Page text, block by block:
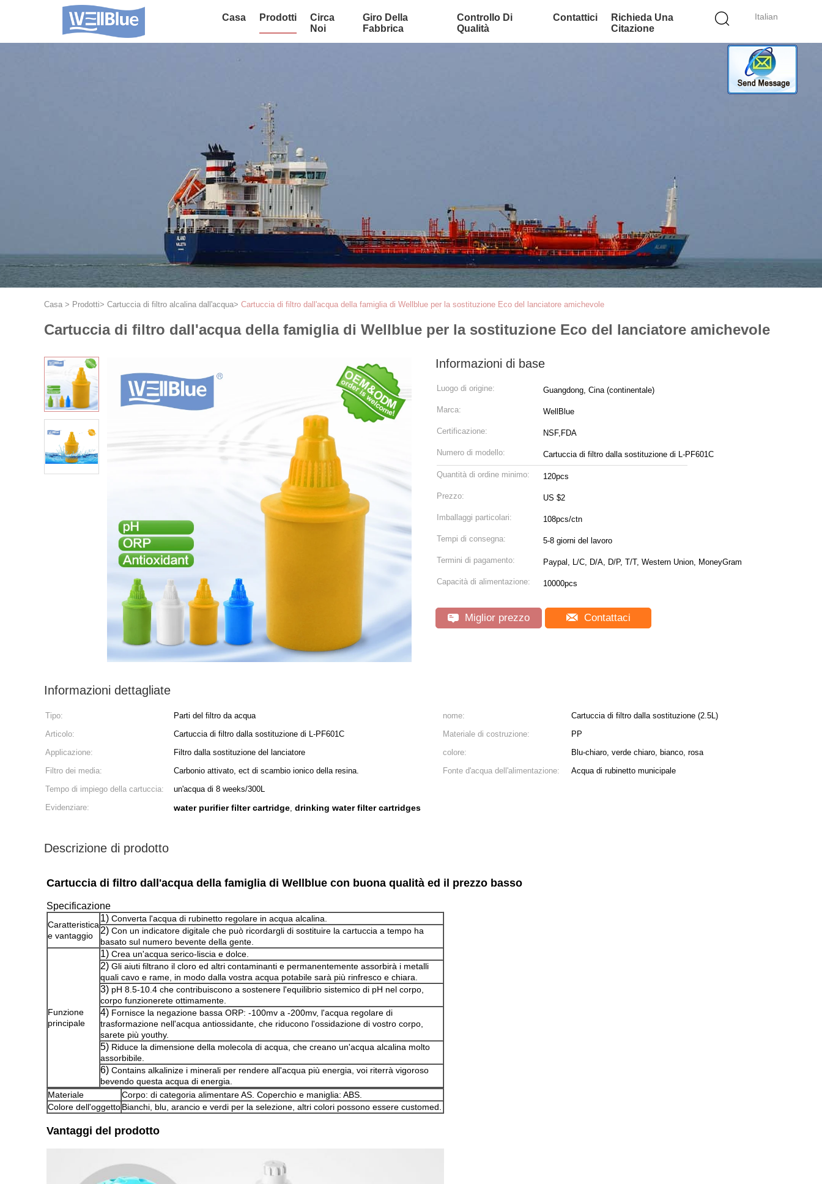
Italian
Casa Prodotti
Circa
Noi
Giro Della
Fabbrica
Controllo Di
Qualità
Contattici
Richieda Una
Citazione
Casa > Prodotti> Cartuccia di filtro alcalina dall'acqua> Cartuccia di filtro dall'acqua della famiglia di Wellblue per la sostituzione Eco del lanciatore amichevole
Cartuccia di filtro dall'acqua della famiglia di Wellblue per la sostituzione Eco del lanciatore amichevole
Informazioni di base
Luogo di origine: Guangdong, Cina (continentale)
Marca: WellBlue
Certificazione: NSF,FDA
Numero di modello: Cartuccia di filtro dalla sostituzione di L-PF601C
Quantità di ordine minimo: 120pcs
Prezzo: US $2
Imballaggi particolari: 108pcs/ctn
Tempi di consegna: 5-8 giorni del lavoro
Termini di pagamento: Paypal, L/C, D/A, D/P, T/T, Western Union, MoneyGram
Capacità di alimentazione: 10000pcs
Miglior prezzo Contattaci
Informazioni dettagliate
Tipo: Parti del filtro da acqua nome:
Cartuccia di filtro dalla sostituzione (2.5L)
Articolo:
Cartuccia di filtro dalla sostituzione di L-PF601C Materiale di costruzione:
PP
Applicazione:
Filtro dalla sostituzione del lanciatore colore:
Blu-chiaro, verde chiaro, bianco, rosa
Filtro dei media:
Carbonio attivato, ect di scambio ionico della resina. Fonte d'acqua dell'alimentazione:
Acqua di rubinetto municipale
Tempo di impiego della cartuccia:
un'acqua di 8 weeks/300L
Evidenziare:
water purifier filter cartridge, drinking water filter cartridges
Descrizione di prodotto
Cartuccia di filtro dall'acqua della famiglia di Wellblue con buona qualità ed il prezzo basso
Specificazione
Caratteristica
e vantaggio
1) Converta l'acqua di rubinetto regolare in acqua alcalina.
2) Con un indicatore digitale che può ricordargli di sostituire la cartuccia a tempo ha
basato sul numero bevente della gente.
Funzione
principale
1) Crea un'acqua serico-liscia e dolce.
2) Gli aiuti filtrano il cloro ed altri contaminanti e permanentemente assorbirà i metalli
quali cavo e rame, in modo dalla vostra acqua potabile sarà più rinfresco e chiara.
3) pH 8.5-10.4 che contribuiscono a sostenere l'equilibrio sistemico di pH nel corpo,
corpo funzionerete ottimamente.
4) Fornisce la negazione bassa ORP: -100mv a -200mv, l'acqua regolare di
trasformazione nell'acqua antiossidante, che riducono l'ossidazione di vostro corpo,
sarete più youthy.
5) Riduce la dimensione della molecola di acqua, che creano un'acqua alcalina molto
assorbibile.
6) Contains alkalinize i minerali per rendere all'acqua più energia, voi riterrà vigoroso
bevendo questa acqua di energia.
Materiale
Corpo: di categoria alimentare AS. Coperchio e maniglia: ABS.
Colore dell'oggettoBianchi, blu, arancio e verdi per la selezione, altri colori possono essere customed.
Vantaggi del prodotto